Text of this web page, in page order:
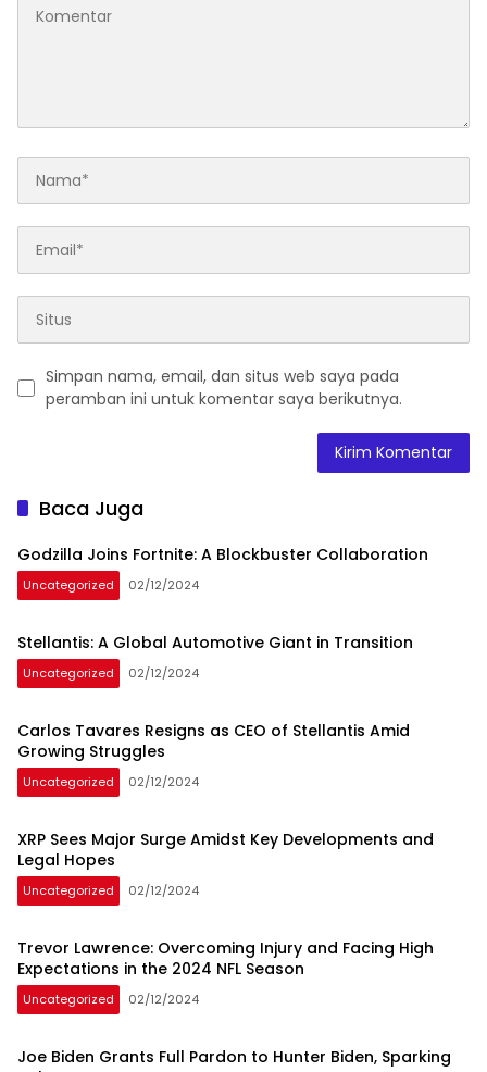
Simpan nama, email, dan situs web saya pada
peramban ini untuk komentar saya berikutnya.
Baca Juga
Godzilla Joins Fortnite: A Blockbuster Collaboration
Uncategorized 02/12/2024
Stellantis: A Global Automotive Giant in Transition
Uncategorized 02/12/2024
Carlos Tavares Resigns as CEO of Stellantis Amid
Growing Struggles
Uncategorized 02/12/2024
XRP Sees Major Surge Amidst Key Developments and
Legal Hopes
Uncategorized 02/12/2024
Trevor Lawrence: Overcoming Injury and Facing High
Expectations in the 2024 NFL Season
Uncategorized 02/12/2024
Joe Biden Grants Full Pardon to Hunter Biden, Sparking